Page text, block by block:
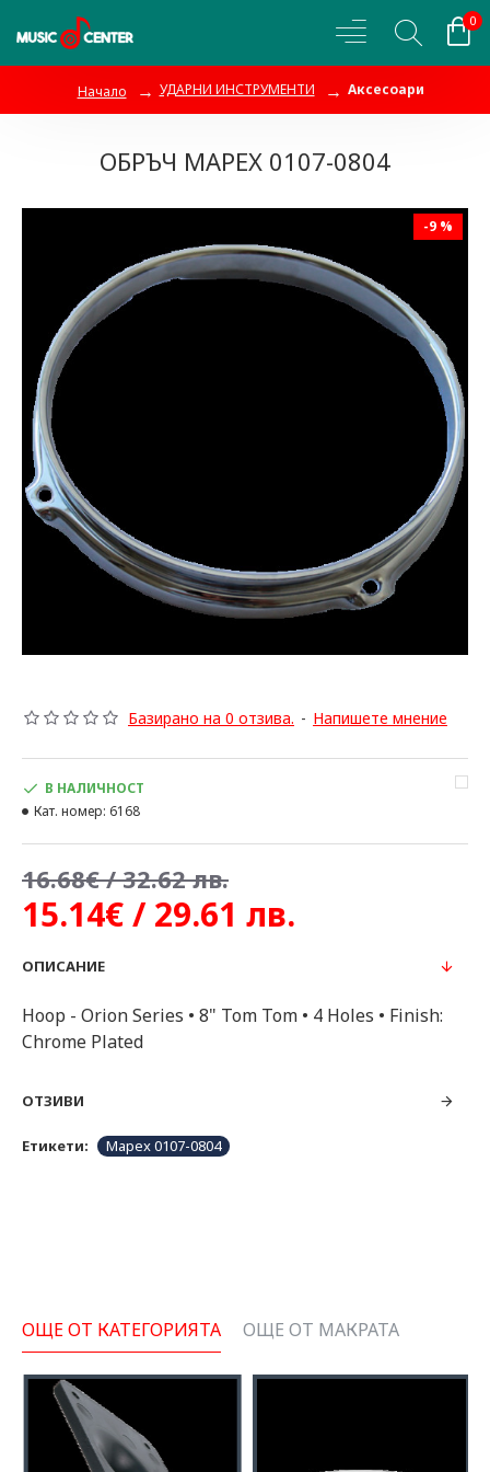
0
Начало УДАРНИ ИНСТРУМЕНТИ Аксесоари
ОБРЪЧ MAPEX 0107-0804
-9 %
Базирано на 0 отзива. - Напишете мнение
15.14€ / 29.61 лв.
16.68€ / 32.62 лв.
В НАЛИЧНОСТ
Кат. номер: 6168
ОПИСАНИЕ
Hoop - Orion Series • 8" Tom Tom • 4 Holes • Finish:
Chrome Plated
ОТЗИВИ
Етикети: Mapex 0107-0804
ОЩЕ ОТ КАТЕГОРИЯТА ОЩЕ ОТ МАКРАТА